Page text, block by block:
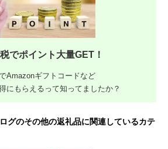
でポイント大量GET！
Amazonギフトコードなど
にもらえるって知ってましたか？
グのその他の返礼品に関連しているカテ